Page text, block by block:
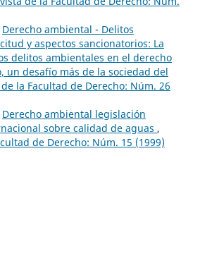
Derecho ambiental - Delitos
y aspectos sancionatorios: La
delitos ambientales en el derecho
un desafío más de la sociedad del
de la Facultad de Derecho: Núm. 26
Derecho ambiental legislación
sobre calidad de aguas ,
de Derecho: Núm. 15 (1999)